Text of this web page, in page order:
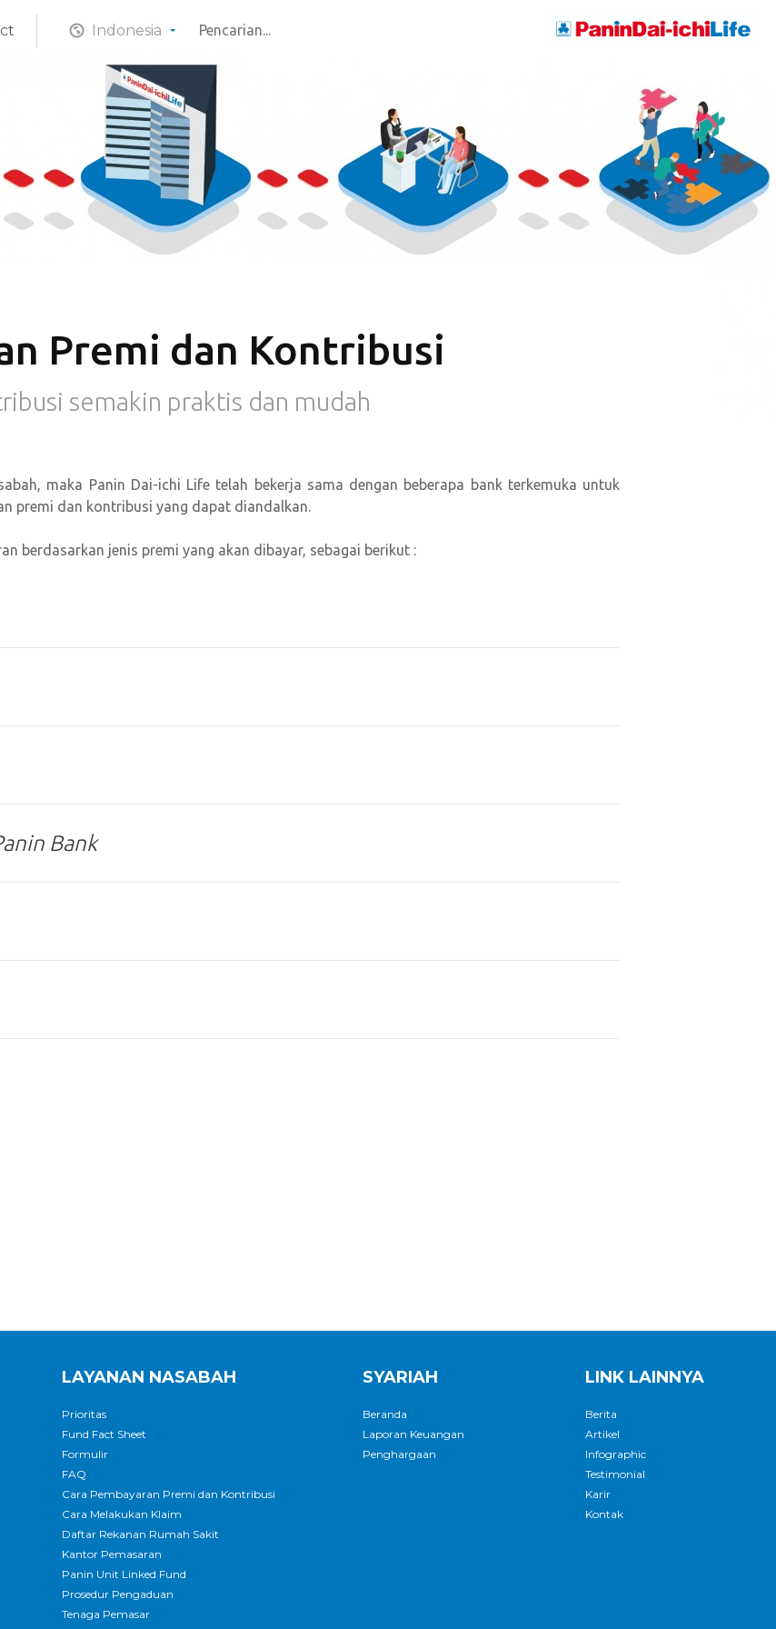
Indonesia
Premi dan Kontribusi
semakin praktis dan mudah
maka Panin Dai-ichi Life telah bekerja sama dengan beberapa bank terkemuka untuk
premi dan kontribusi yang dapat diandalkan.
berdasarkan jenis premi yang akan dibayar, sebagai berikut :
Bank
LAYANAN NASABAH
Prioritas
Fund Fact Sheet
Formulir
FAQ
Cara Pembayaran Premi dan Kontribusi
Cara Melakukan Klaim
Daftar Rekanan Rumah Sakit
Kantor Pemasaran
Panin Unit Linked Fund
Prosedur Pengaduan
Tenaga Pemasar
SYARIAH
Beranda
Laporan Keuangan
Penghargaan
LINK LAINNYA
Berita
Artikel
Infographic
Testimonial
Karir
Kontak